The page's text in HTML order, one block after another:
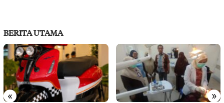
BERITA UTAMA
« »